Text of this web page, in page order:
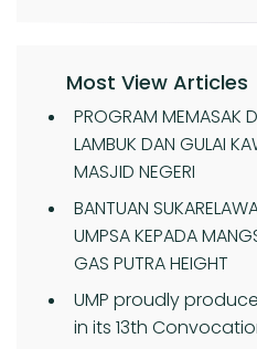
Most View Articles
PROGRAM MEMASAK
LAMBUK DAN GULAI
MASJID NEGERI
BANTUAN
UMPSA KEPADA
GAS PUTRA HEIGHT
UMP proudly
in its 13th